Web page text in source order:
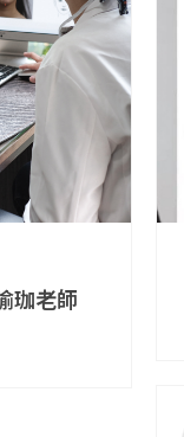
珈老師